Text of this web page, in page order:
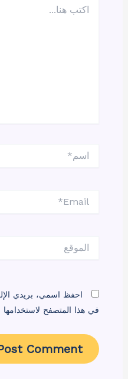
هنا...
احفظ اسمي، بريدي
في هذا المتصفح لاستخدامها